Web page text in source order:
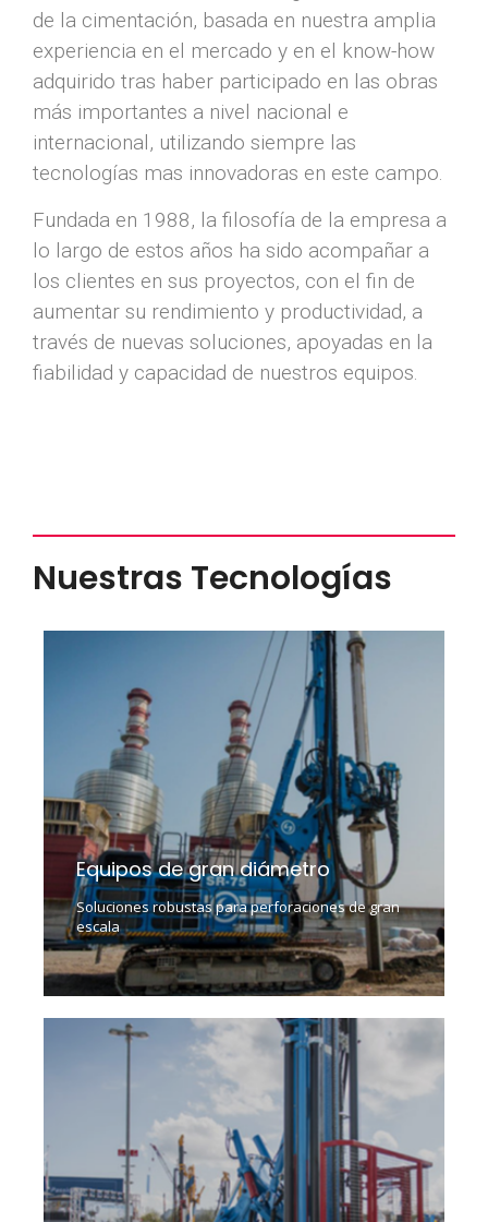
de la cimentación, basada en nuestra amplia
experiencia en el mercado y en el know-how
adquirido tras haber participado en las obras
más importantes a nivel nacional e
internacional, utilizando siempre las
tecnologías mas innovadoras en este campo.
Fundada en 1988, la filosofía de la empresa a
lo largo de estos años ha sido acompañar a
los clientes en sus proyectos, con el fin de
aumentar su rendimiento y productividad, a
través de nuevas soluciones, apoyadas en la
fiabilidad y capacidad de nuestros equipos.
Nuestras Tecnologías
Equipos de gran diámetro
Soluciones robustas para perforaciones de gran
escala